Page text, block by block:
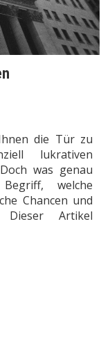
die Tür zu
lukrativen
was genau
welche
Chancen und
Artikel